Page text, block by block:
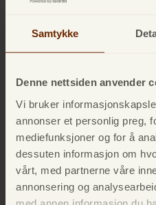
Samtykke
Denne nettsiden anvender
Vi bruker
annonser et personlig preg,
mediefunksjoner og for å
dessuten informasjon om
vårt, med partnerne våre
annonsering og
Eksklusive
kunde får du tilgang til et
✔ Spar penger på alt fra
til shopping og
✔ Flere hundre fordeler og
✔ Helt gratis og inkludert i